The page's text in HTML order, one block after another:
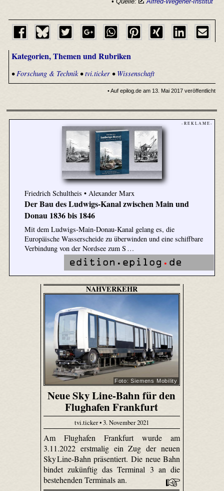
Kategorien, Themen und Rubriken
•Forschung & Technik•tvi.ticker• Wissenschaft
• Auf epilog.de am 13. Mai 2017 veröffentlicht
- R E K L A M E -
Friedrich Schultheis • Alexander Marx
Der Bau des Ludwigs-Kanal zwischen Main und
Donau 1836 bis 1846
Mit dem Ludwigs-Main-Donau-Kanal gelang es, die
Europäische Wasserscheide zu überwinden und eine schiffbare
Verbindung von der Nordsee zum S …
NAHVERKEHR
Foto: Siemens Mobility
Neue Sky Line-Bahn für den
Flughafen Frankfurt
tvi.ticker • 3. November 2021
Am Flughafen Frankfurt wurde am
3.11.2022 erstmalig ein Zug der neuen
Sky Line-Bahn präsentiert. Die neue Bahn
bindet zukünftig das Terminal 3 an die
bestehenden Terminals an.